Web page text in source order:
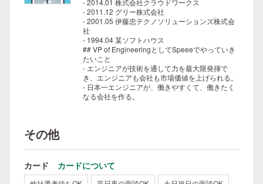
- 2014.01 株式会社クラウドワークス
- 2011.12 グリー株式会社
- 2001.05 伊藤忠テクノソリューションズ株式会
社
- 1994.04 某ソフトハウス
## VP of EngineeringとしてSpeeeでやっていき
たいこと
- エンジニアが技術を通して力を最大限発揮で
き、エンジニアも会社も市場価値を上げられる。
- 日本一エンジニアが、働きやすくて、働きたく
なる会社を作る。
その他
カード カードについて